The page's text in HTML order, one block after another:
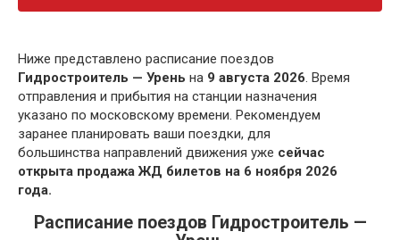
Ниже представлено расписание поездов
Гидростроитель — Урень на 9 августа 2026. Время
отправления и прибытия на станции назначения
указано по московскому времени. Рекомендуем
заранее планировать ваши поездки, для
большинства направлений движения уже сейчас
открыта продажа ЖД билетов на 6 ноября 2026
года.
Расписание поездов Гидростроитель —